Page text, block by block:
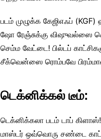
படம் முழுக்க கேஜிஎஃப்
ஷோ ரேஞ்சுக்கு விஷுவல்ஸை
செம்ம வேட்டை! பில்டப்
சீக்வென்ஸை ரொம்பவே
டெக்னிக்கல் டீம்:
டெக்னிக்கலா படம் டாப் கிளாஸ்!
மாஸ்டர் ஒவ்வொரு சண்டை